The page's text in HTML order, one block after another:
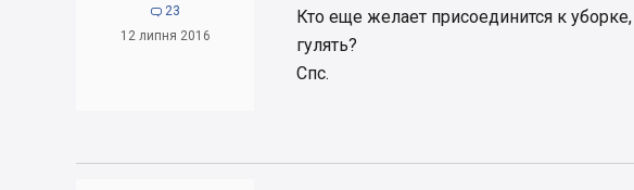
 23
12 липня 2016
Кто еще желает присоединится к
гулять?
Спс.